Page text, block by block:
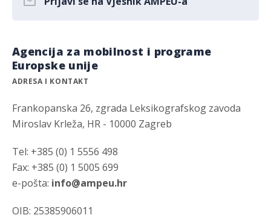
Agencija za mobilnost i programe
Europske unije
ADRESA I KONTAKT
Frankopanska 26, zgrada Leksikografskog zavoda
Miroslav Krleža, HR - 10000 Zagreb
Tel: +385 (0) 1 5556 498
Fax: +385 (0) 1 5005 699
e-pošta: info@ampeu.hr
OIB: 25385906011